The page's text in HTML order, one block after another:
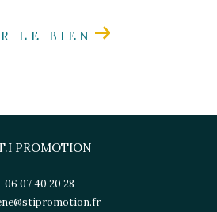
LE BIEN
PROMOTION
06 07 40 20 28